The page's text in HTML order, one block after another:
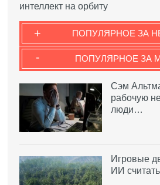
интеллект на орбиту
ПОПУЛЯРНОЕ ЗА
+
ПОПУЛЯРНОЕ ЗА
-
Сэм
рабочую
люди…
Игровые
ИИ